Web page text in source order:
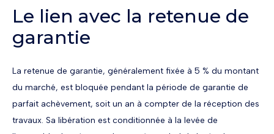
Le lien avec la retenue de
garantie
La retenue de garantie, généralement fixée à 5 % du montant
du marché, est bloquée pendant la période de garantie de
parfait achèvement, soit un an à compter de la réception des
travaux. Sa libération est conditionnée à la levée de